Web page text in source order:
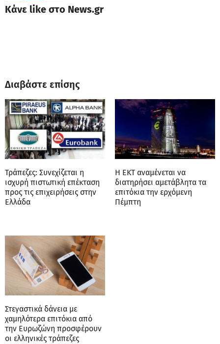
Κάνε like στο News.gr
Διαβάστε επίσης
Τράπεζες: Συνεχίζεται η
ισχυρή πιστωτική επέκταση
προς τις επιχειρήσεις στην
Ελλάδα
Η ΕΚΤ αναμένεται να
διατηρήσει αμετάβλητα τα
επιτόκια την ερχόμενη
Πέμπτη
Στεγαστικά δάνεια με
χαμηλότερα επιτόκια από
την Ευρωζώνη προσφέρουν
οι ελληνικές τράπεζες